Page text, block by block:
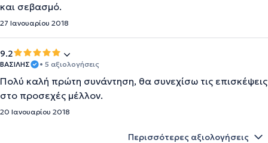
και σεβασμό.
27 Ιανουαρίου 2018
9.2
ΒΑΣΙΛΗΣ • 5 αξιολογήσεις
Πολύ καλή πρώτη συνάντηση, θα συνεχίσω τις επισκέψεις
στο προσεχές μέλλον.
20 Ιανουαρίου 2018
Περισσότερες αξιολογήσεις